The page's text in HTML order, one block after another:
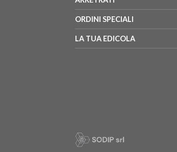
ORDINI SPECIALI
LA TUA EDICOLA